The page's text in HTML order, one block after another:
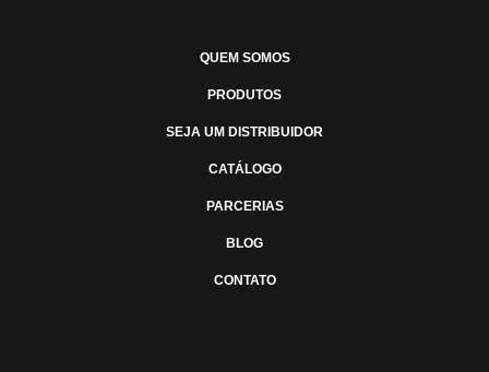
QUEM SOMOS
PRODUTOS
SEJA UM DISTRIBUIDOR
CATÁLOGO
PARCERIAS
BLOG
CONTATO